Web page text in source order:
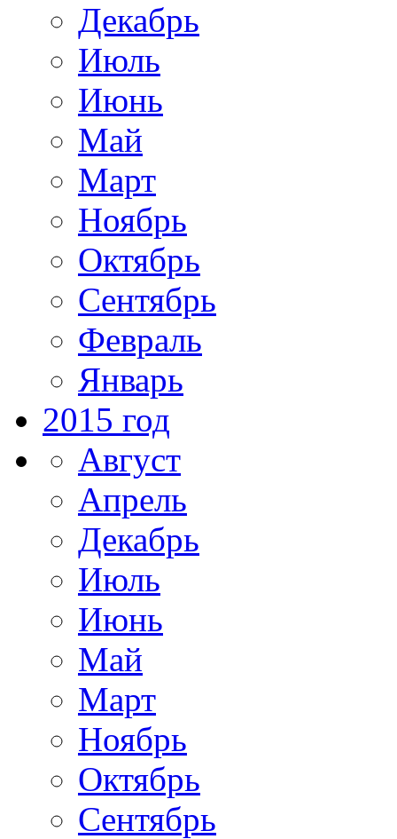
Декабрь
Июль
Июнь
Май
Март
Ноябрь
Октябрь
Сентябрь
Февраль
Январь
2015 год
Август
Апрель
Декабрь
Июль
Июнь
Май
Март
Ноябрь
Октябрь
Сентябрь